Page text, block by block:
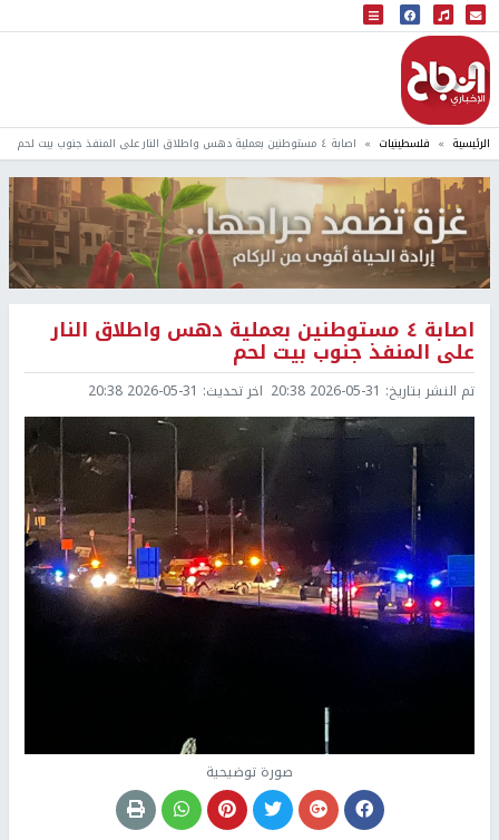
البث المباشر
إذاعة النجاح
الرئيسية فلسطينيات اصابة ٤ مستوطنين بعملية دهس واطلاق النار على المنفذ جنوب بيت لحم
اصابة ٤ مستوطنين بعملية دهس واطلاق النار
على المنفذ جنوب بيت لحم
تم النشر بتاريخ: 2026-05-31 20:38 اخر تحديث: 2026-05-31 20:38
صورة توضيحية